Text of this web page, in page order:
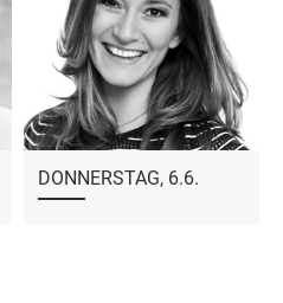
DONNERSTAG, 6.6.